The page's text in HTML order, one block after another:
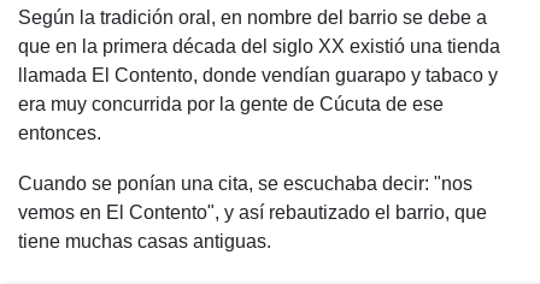
Según la tradición oral, en nombre del barrio se debe a
que en la primera década del siglo XX existió una tienda
llamada El Contento, donde vendían guarapo y tabaco y
era muy concurrida por la gente de Cúcuta de ese
entonces.
Cuando se ponían una cita, se escuchaba decir: "nos
vemos en El Contento", y así rebautizado el barrio, que
tiene muchas casas antiguas.